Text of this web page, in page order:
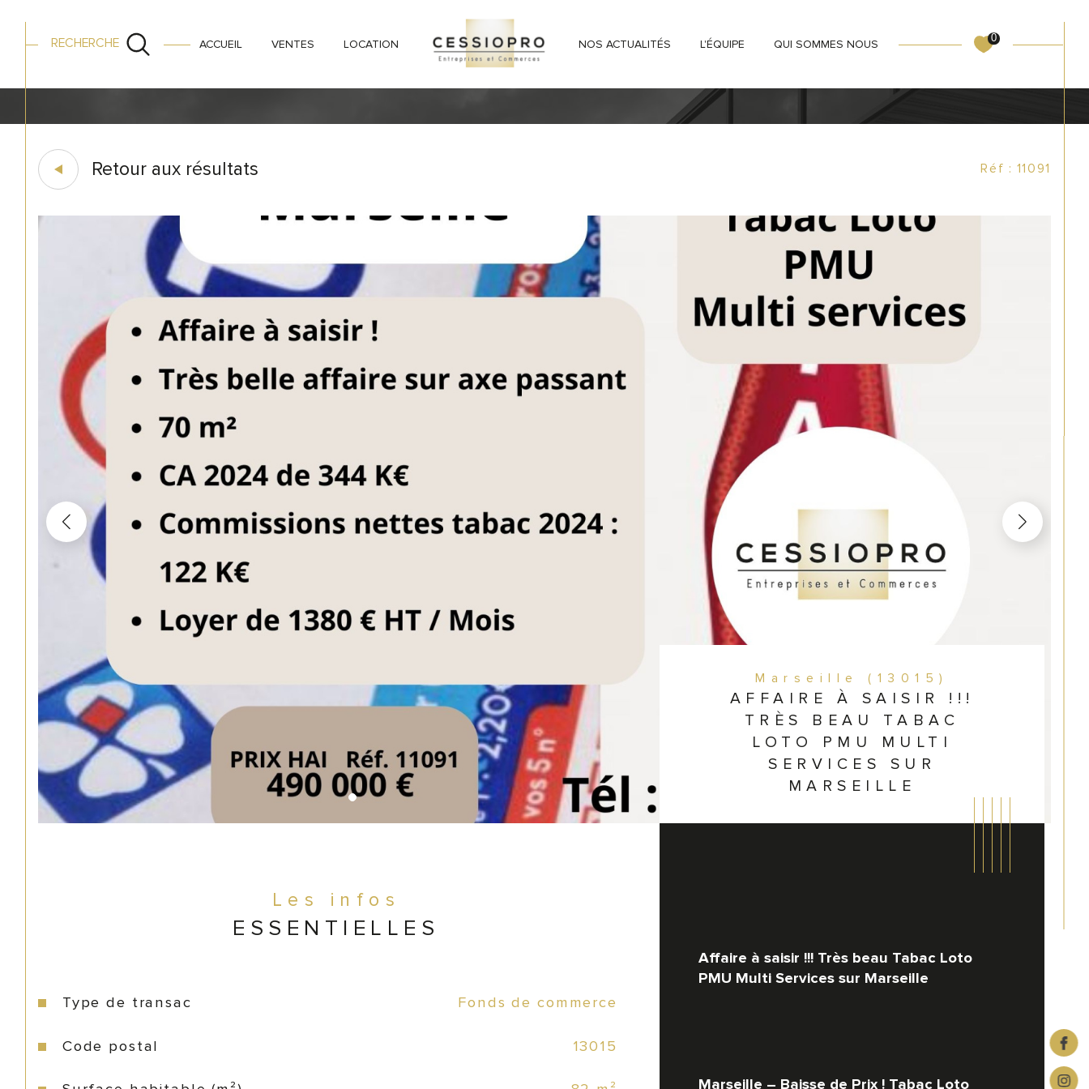
ACCUEIL VENTES LOCATION NOS ACTUALITÉS L'ÉQUIPE QUI SOMMES NOUS
RECHERCHE 0
FONDS DE COMMERCE
Retour aux résultats Réf : 11091
Marseille (13015)
AFFAIRE À SAISIR !!!
TRÈS BEAU TABAC
LOTO PMU MULTI
SERVICES SUR
MARSEILLE
Les infos
ESSENTIELLES
Caractéristiques Valeurs
Type de transac Fonds de commerce
Code postal 13015
Affaire à saisir !!! Très beau Tabac Loto
PMU Multi Services sur Marseille
Marseille – Baisse de Prix ! Tabac Loto